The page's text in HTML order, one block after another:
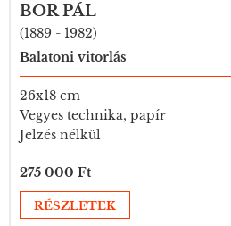
BOR PÁL
(1889 - 1982)
Balatoni vitorlás
26x18 cm
Vegyes technika, papír
Jelzés nélkül
275 000 Ft
RÉSZLETEK